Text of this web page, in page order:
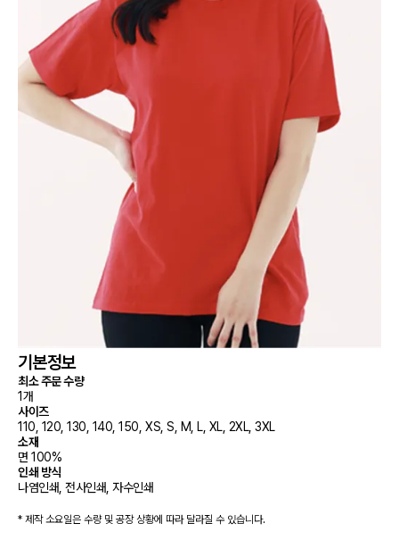
기본정보
최소 주문 수량
1개
사이즈
110, 120, 130, 140, 150, XS, S, M, L, XL, 2XL, 3XL
소재
면 100%
인쇄 방식
나염인쇄, 전사인쇄, 자수인쇄
* 제작 소요일은 수량 및 공장 상황에 따라 달라질 수 있습니다.